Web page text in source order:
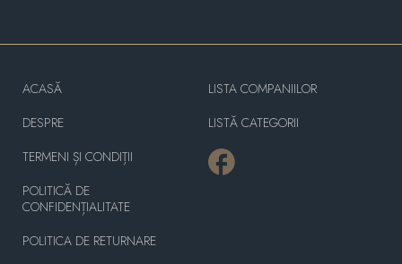
ACASĂ
DESPRE
TERMENI ȘI CONDIȚII
POLITICĂ DE
CONFIDENȚIALITATE
POLITICA DE RETURNARE
LISTA COMPANIILOR
LISTĂ CATEGORII